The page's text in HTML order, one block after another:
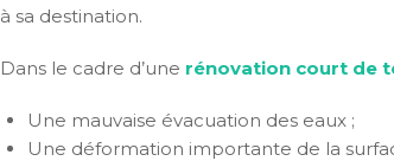
à sa destination.
Dans le cadre d’une rénovation court de
Une mauvaise évacuation des eaux ;
Une déformation importante de la